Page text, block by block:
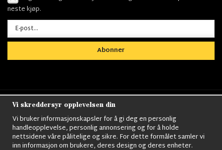
neste kjøp.
Abonner
Nordens största utbud av
kläder,Militärtöverskott, Militärutrustning, Ordningsvakt
utrustning,väktarkläder,Militärbyxor,Militärjackor,M65
Jackor,Bomberjackor,Militärkängor,Militära Ryggsäckar,Vintage Army
kläder,Sjömanskläder,Paracord,Gasmask,Ghillie
Vi skreddersyr opplevelsen din
Vi bruker informasjonskapsler for å gi deg en personlig
handleopplevelse, personlig annonsering og for å holde
nettsidene våre pålitelige og sikre. For dette formålet samler vi
inn informasjon om brukere, deres design og deres enheter.